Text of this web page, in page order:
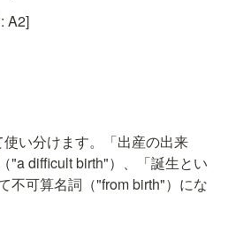
A2]
使い分けます。「出産の出来
"a difficult birth"）、「誕生とい
不可算名詞（"from birth"）にな